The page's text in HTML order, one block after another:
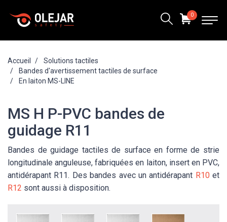
Accueil
Solutions tactiles
Bandes d'avertissement tactiles de surface
En laiton MS-LINE
MS H P-PVC bandes de
guidage R11
Bandes de guidage tactiles de surface en forme de strie
longitudinale anguleuse, fabriquées en laiton, insert en PVC,
antidérapant R11. Des bandes avec un antidérapant R10et
R12 sont aussi à disposition.
0